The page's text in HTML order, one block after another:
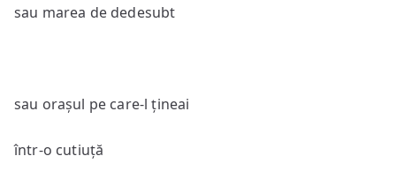
sau marea de dedesubt
sau orașul pe care-l țineai
într-o cutiuță